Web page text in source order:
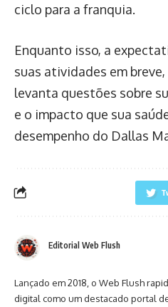
ciclo para a franquia.
Enquanto isso, a
suas atividades em
levanta questões sobre
e o impacto que sua
desempenho do Dallas
Editorial Web Flush
Lançado em 2018, o Web Flush
digital como um destacado portal